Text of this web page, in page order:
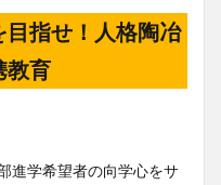
指せ！人格陶冶
教育
進学希望者の向学心をサ